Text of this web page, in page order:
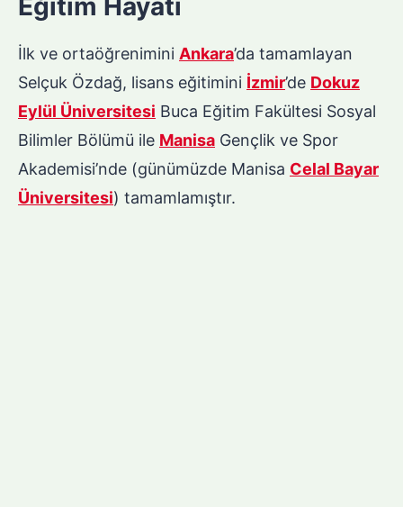
Eğitim Hayatı
İlk ve ortaöğrenimini Ankara’da tamamlayan
Selçuk Özdağ, lisans eğitimini İzmir’de Dokuz
Eylül Üniversitesi Buca Eğitim Fakültesi Sosyal
Bilimler Bölümü ile Manisa Gençlik ve Spor
Akademisi’nde (günümüzde Manisa Celal Bayar
Üniversitesi) tamamlamıştır.